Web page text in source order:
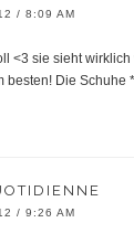
/ 8:09 AM
<3 sie sieht
besten! Die Schuhe
/ 9:26 AM